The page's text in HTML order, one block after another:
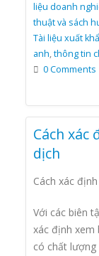
liệu doanh
thuật và sách
Tài liệu xuất
anh,thông tin
0 Comments
Cách xác
dịch
Cách xác
Với các biên
xác định xem
có chất lượng